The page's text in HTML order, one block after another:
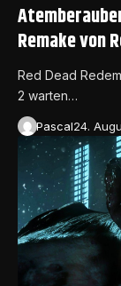
Remake von
Red Dead
2 warten…
Pascal24.